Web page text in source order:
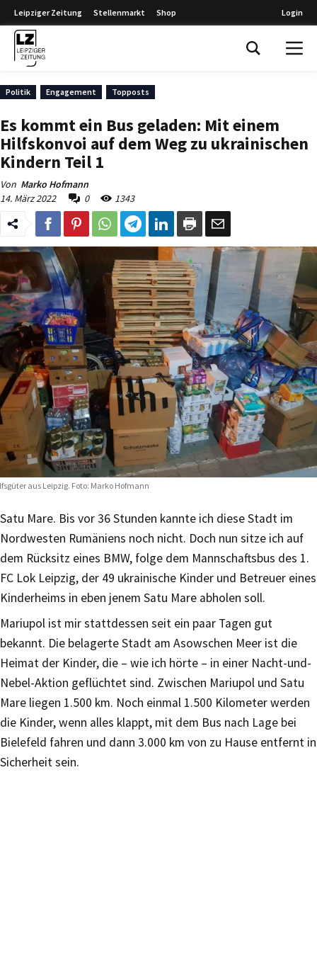
Leipziger Zeitung Stellenmarkt Shop Login
Politik Engagement Topposts
Es kommt ein Bus geladen: Mit einem
Hilfskonvoi auf dem Weg zu ukrainischen
Kindern Teil 1
Von Marko Hofmann
14. März 2022
0 1343
aus Leipzig. Foto: Marko Hofmann
Satu Mare. Bis vor 36 Stunden kannte ich diese Stadt im
Nordwesten Rumäniens noch nicht. Doch nun sitze ich auf
dem Rücksitz eines BMW, folge dem Mannschaftsbus des 1.
FC Lok Leipzig, der 49 ukrainische Kinder und Betreuer eines
Kinderheims in eben jenem Satu Mare abholen soll.
Mariupol ist mir stattdessen seit ein paar Tagen gut
bekannt. Die belagerte Stadt am Asowschen Meer ist die
Heimat der Kinder, die – wie ich hörte – in einer Nacht-und-
Nebel-Aktion geflüchtet sind. Zwischen Mariupol und Satu
Mare liegen 1.500 km. Noch einmal 1.500 Kilometer werden
die Kinder, wenn alles klappt, mit dem Bus nach Lage bei
Bielefeld fahren und dann 3.000 km von zu Hause entfernt in
Sicherheit sein.